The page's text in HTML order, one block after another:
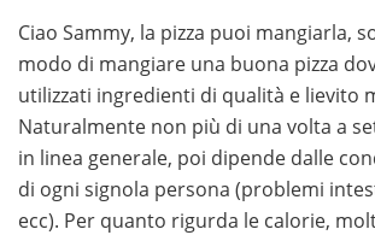
Ciao Sammy, la pizza puoi mangiarla,
modo di mangiare una buona pizza
utilizzati ingredienti di qualità e lievito
Naturalmente non più di una volta a
in linea generale, poi dipende dalle
di ogni signola persona (problemi
ecc). Per quanto rigurda le calorie,